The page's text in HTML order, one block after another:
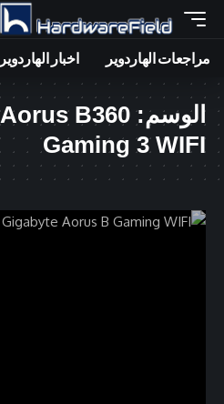
مراجعات الهاردوير اخبار الهاردوير
الوسم:B360
Gaming 3 WIFI